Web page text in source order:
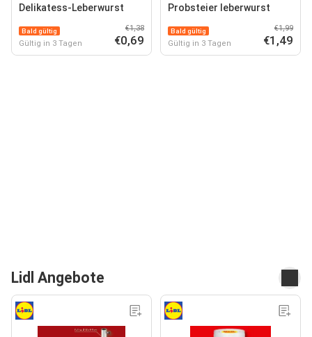
Delikatess-Leberwurst
Bald gültig
Gültig in 3 Tagen
€1,38
€0,69
Probsteier leberwurst
Bald gültig
Gültig in 3 Tagen
€1,99
€1,49
Lidl Angebote